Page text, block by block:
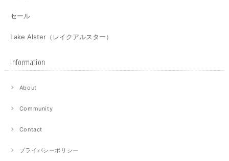
セール
Lake Alster（レイクアルスター）
Information
About
Community
Contact
プライバシーポリシー